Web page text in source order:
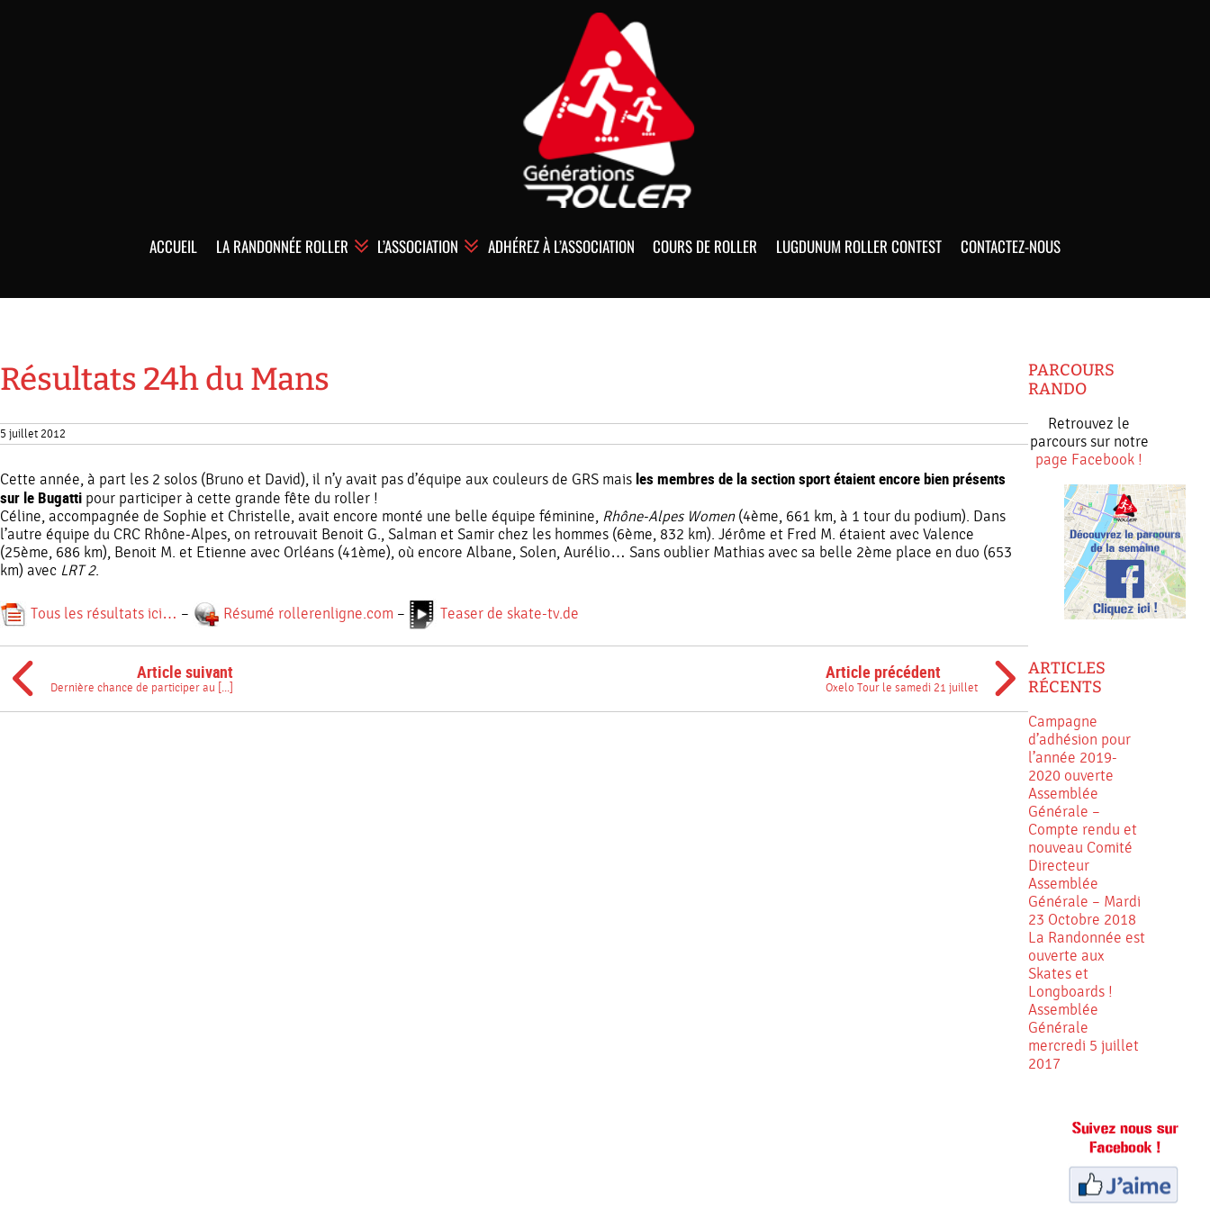
ACCUEIL LA RANDONNÉE ROLLER L’ASSOCIATION ADHÉREZ À L’ASSOCIATION COURS DE ROLLER LUGDUNUM ROLLER CONTEST CONTACTEZ-NOUS
Résultats 24h du Mans
5 juillet 2012
Cette année, à part les 2 solos (Bruno et David), il n’y avait pas d’équipe aux couleurs de GRS mais les membres de la section sport étaient encore bien présents
sur le Bugatti pour participer à cette grande fête du roller !
Céline, accompagnée de Sophie et Christelle, avait encore monté une belle équipe féminine, Rhône-Alpes Women(4ème, 661 km, à 1 tour du podium). Dans
l’autre équipe du CRC Rhône-Alpes, on retrouvait Benoit G., Salman et Samir chez les hommes (6ème, 832 km). Jérôme et Fred M. étaient avec Valence
(25ème, 686 km), Benoit M. et Etienne avec Orléans (41ème), où encore Albane, Solen, Aurélio… Sans oublier Mathias avec sa belle 2ème place en duo (653
km) avec LRT 2.
Tous les résultats ici… – Résumé rollerenligne.com – Teaser de skate-tv.de
Article suivant
Dernière chance de participer au [...]
Article précédent
Oxelo Tour le samedi 21 juillet
PARCOURS
RANDO
Retrouvez le
parcours sur notre
page Facebook !
ARTICLES
RÉCENTS
Campagne
d’adhésion pour
l’année 2019-
2020 ouverte
Assemblée
Générale –
Compte rendu et
nouveau Comité
Directeur
Assemblée
Générale – Mardi
23 Octobre 2018
La Randonnée est
ouverte aux
Skates et
Longboards !
Assemblée
Générale
mercredi 5 juillet
2017